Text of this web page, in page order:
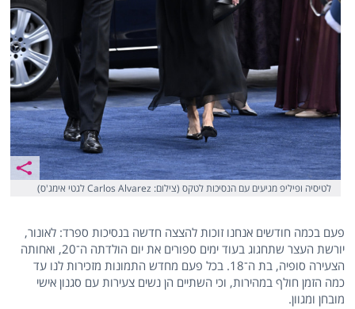
לטיסיה ופיליפ מגיעים עם הנסיכות לטקס (צילום: Carlos Alvarez לגטי אימג'ס)
פעם בכמה חודשים אנחנו זוכות להצצה חדשה בנסיכות ספרד: לאונור,
יורשת העצר שתחגוג בעוד ימים ספורים את יום הולדתה ה־20, ואחותה
הצעירה סופיה, בת ה־18. בכל פעם מחדש התמונות מזכירות לנו עד
כמה הזמן חולף במהירות, וכי השתיים הן נשים צעירות עם סגנון אישי
מובחן ומגוון.